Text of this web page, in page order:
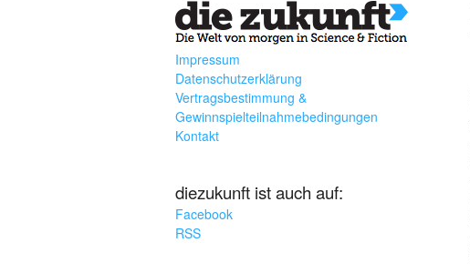
Impressum
Datenschutzerklärung
Vertragsbestimmung &
Gewinnspielteilnahmebedingungen
Kontakt
diezukunft ist auch auf:
Facebook
RSS